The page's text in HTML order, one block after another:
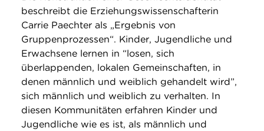
beschreibt die Erziehungswissenschafterin
Carrie Paechter als „Ergebnis von
Gruppenprozessen“. Kinder, Jugendliche und
Erwachsene lernen in “losen, sich
überlappenden, lokalen Gemeinschaften, in
denen männlich und weiblich gehandelt wird”,
sich männlich und weiblich zu verhalten. In
diesen Kommunitäten erfahren Kinder und
Jugendliche wie es ist, als männlich und